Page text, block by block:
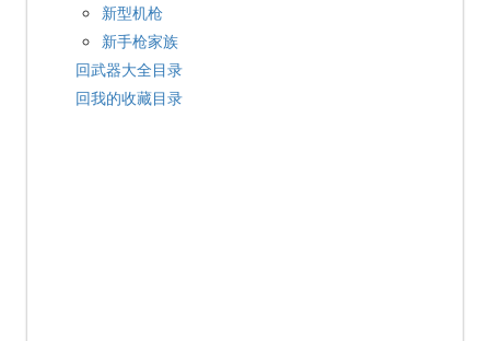
新型机枪
新手枪家族
回武器大全目录
回我的收藏目录